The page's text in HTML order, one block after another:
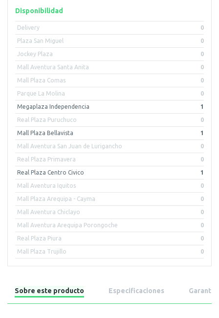
Disponibilidad
Delivery 0
Plaza San Miguel 0
Jockey Plaza 0
Mall Aventura Santa Anita 0
Mall Plaza Comas 0
Parque La Molina 0
Megaplaza Independencia 1
Real Plaza Puruchuco 0
Mall Plaza Bellavista 1
Mall Aventura San Juan de Lurigancho 0
Real Plaza Primavera 0
Real Plaza Centro Civico 1
Mall Aventura Iquitos 0
Mall Plaza Arequipa - Cayma 0
Mall Aventura Chiclayo 0
Mall Aventura Arequipa Porongoche 0
Real Plaza Piura 0
Mall Plaza Trujillo 0
Sobre este producto Especificaciones Garantía